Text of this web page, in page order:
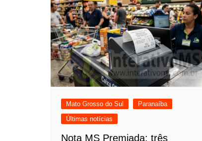
Mato Grosso do Sul
Paranaíba
Últimas notícias
Nota MS Premiada: três